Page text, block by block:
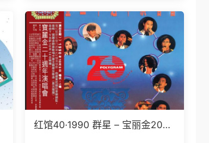
红馆40·1990 群星 – 宝丽金20周